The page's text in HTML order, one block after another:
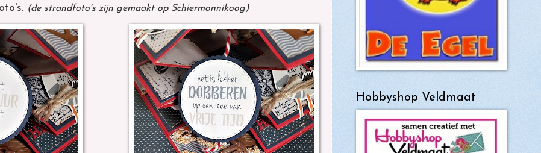
(de strandfoto's zijn gemaakt op Schiermonnikoog)
Hobbyshop Veldmaat